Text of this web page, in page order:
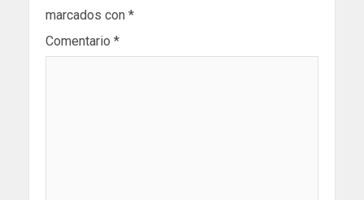
marcados con *
Comentario *